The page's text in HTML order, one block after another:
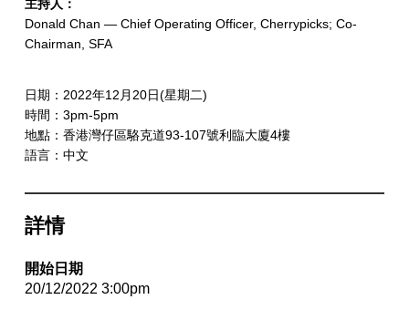
主持人：
Donald Chan — Chief Operating Officer, Cherrypicks; Co-
Chairman, SFA
日期：2022年12月20日(星期二)
時間：3pm-5pm
地點：香港灣仔區駱克道93-107號利臨大廈4樓
語言：中文
詳情
開始日期
20/12/2022 3:00pm